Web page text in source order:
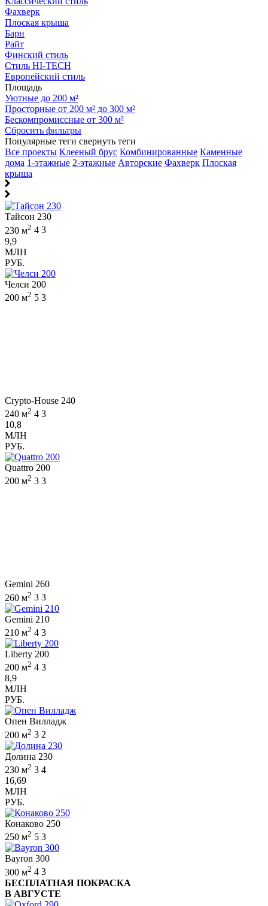
Фахверк
Плоская крыша
Барн
Райт
Финский стиль
Стиль HI-TECH
Европейский стиль
Площадь
Уютные до 200 м²
Просторные от 200 м² до 300 м²
Бескомпромиссные от 300 м²
Сбросить фильтры
Популярные теги свернуть теги
Все проекты Клееный брус Комбинированные Каменные
дома 1-этажные 2-этажные Авторские Фахверк Плоская
крыша
Тайсон 230
230 м2 4 3
9,9
МЛН
РУБ.
Челси 200
200 м2 5 3
Crypto-House 240
240 м2 4 3
10,8
МЛН
РУБ.
Quattro 200
200 м2 3 3
Gemini 260
260 м2 3 3
Gemini 210
210 м2 4 3
Liberty 200
200 м2 4 3
8,9
МЛН
РУБ.
Опен Вилладж
200 м2 3 2
Долина 230
230 м2 3 4
16,69
МЛН
РУБ.
Конаково 250
250 м2 5 3
Bayron 300
300 м2 4 3
БЕСПЛАТНАЯ ПОКРАСКА
В АВГУСТЕ